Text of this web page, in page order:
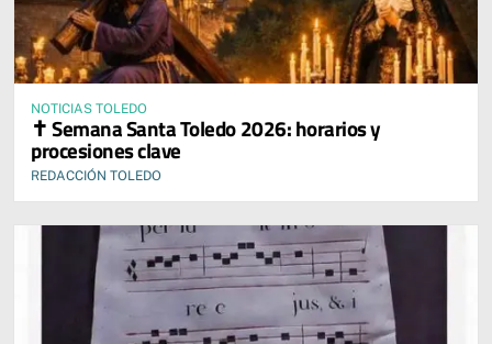
NOTICIAS TOLEDO
✝️ Semana Santa Toledo 2026: horarios y
procesiones clave
REDACCIÓN TOLEDO